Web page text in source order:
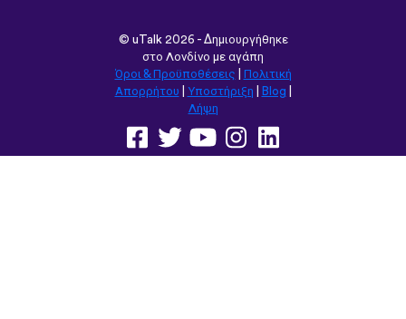
© uTalk2026 - Δημιουργήθηκε
στο Λονδίνο με αγάπη
Όροι & Προϋποθέσεις
Πολιτική
Απορρήτου
Υποστήριξη Blog
Λήψη